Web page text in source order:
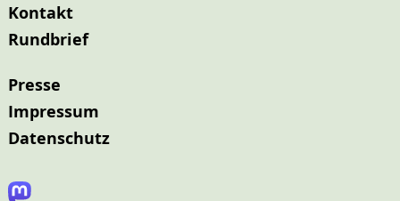
Kontakt
Rundbrief
Presse
Impressum
Datenschutz